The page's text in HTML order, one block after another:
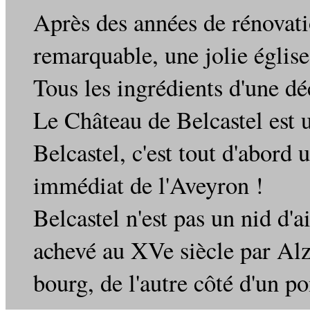
Après des années de
remarquable, une jolie
Tous les ingrédients d'une
Le Château de Belcastel
Belcastel, c'est tout d'abord
immédiat de l'Aveyron !
Belcastel n'est pas un nid
achevé au XVe siècle par
bourg, de l'autre côté d'un